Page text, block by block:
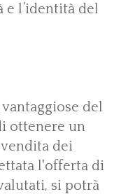
e l’identità del
del
ottenere un
dei
l'offerta di
si potrà